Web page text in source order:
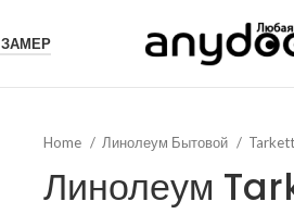
ЗАМЕР
Home Линолеум Бытовой Tarkett
Линолеум